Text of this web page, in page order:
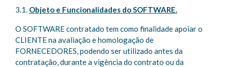
3.1. Objeto e Funcionalidades do SOFTWARE.
O SOFTWARE contratado tem como finalidade apoiar o
CLIENTE na avaliação e homologação de
FORNECEDORES, podendo ser utilizado antes da
contratação, durante a vigência do contrato ou da